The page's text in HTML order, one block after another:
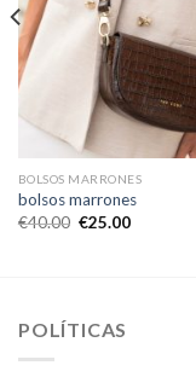
BOLSOS MARRONES
bolsos marrones
€40.00 €25.00
POLÍTICAS